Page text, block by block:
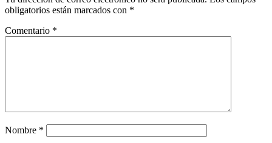
obligatorios están marcados con *
Comentario *
Nombre *